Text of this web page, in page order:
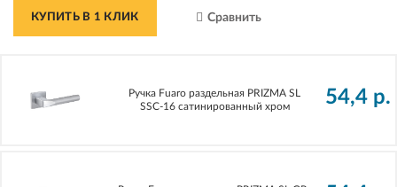
КУПИТЬ В 1 КЛИК Сравнить
Ручка Fuaro раздельная PRIZMA SL
SSC-16 сатинированный хром
54,4 р.